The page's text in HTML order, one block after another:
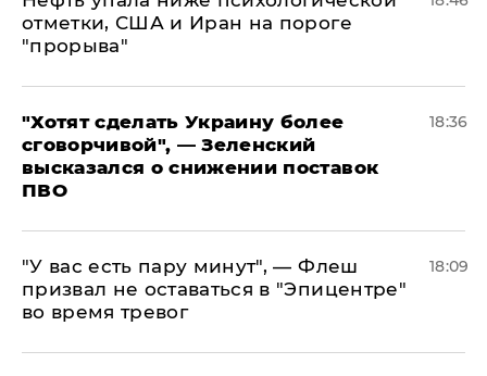
отметки, США и Иран на пороге
"прорыва"
​"Хотят сделать Украину более
сговорчивой", — Зеленский
высказался о снижении поставок
ПВО
18:36
​"У вас есть пару минут", — Флеш
призвал не оставаться в "Эпицентре"
во время тревог
18:09